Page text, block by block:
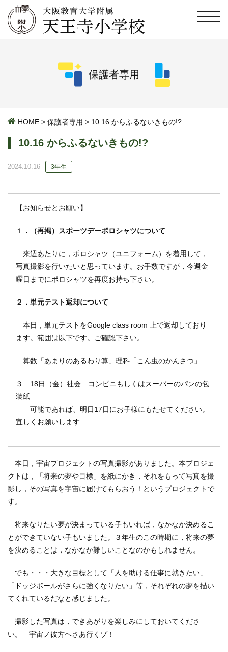
保護者専用
HOME > 保護者専用 > 10.16 からふるないきもの!?
10.16 からふるないきもの!?
2024.10.16 3年生
【お知らせとお願い】
１ ．（再掲）スポーツデーポロシャツについて
来週あたりに，ポロシャツ（ユニフォーム）を着用して，
写真撮影を行いたいと思っています。お手数ですが，今週金
曜日までにポロシャツを再度お持ち下さい。
２．単元テスト返却について
本日，単元テストをGoogle class room 上で返却しており
ます。範囲は以下です。ご確認下さい。
算数「あまりのあるわり算」理科「こん虫のかんさつ」
３ 18日（金）社会 コンビニもしくはスーパーのパンの包
装紙
可能であれば、明日17日にお子様にもたせてください。
宜しくお願いします
本日，宇宙プロジェクトの写真撮影がありました。本プロジェ
クトは，「将来の夢や目標」を紙にかき，それをもって写真を撮
影し，その写真を宇宙に届けてもらおう！というプロジェクトで
す。
将来なりたい夢が決まっている子もいれば，なかなか決めるこ
とができていない子もいました。３年生のこの時期に，将来の夢
を決めることは，なかなか難しいことなのかもしれません。
でも・・・大きな目標として「人を助ける仕事に就きたい」
「ドッジボールがさらに強くなりたい」等，それぞれの夢を描い
てくれているだなと感じました。
撮影した写真は，できあがりを楽しみにしておいてくださ
い。 宇宙ノ彼方ヘさあ行くゾ！